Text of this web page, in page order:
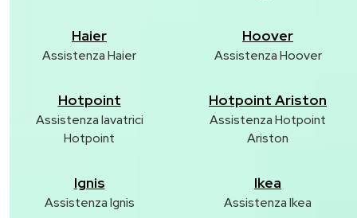
Haier
Assistenza Haier
Hoover
Assistenza Hoover
Hotpoint
Assistenza lavatrici
Hotpoint
Hotpoint Ariston
Assistenza Hotpoint
Ariston
Ignis
Assistenza Ignis
Ikea
Assistenza Ikea